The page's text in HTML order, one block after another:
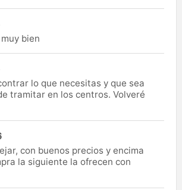
bien
lo que necesitas y que sea
tramitar en los centros. Volveré
con buenos precios y encima
la siguiente la ofrecen con